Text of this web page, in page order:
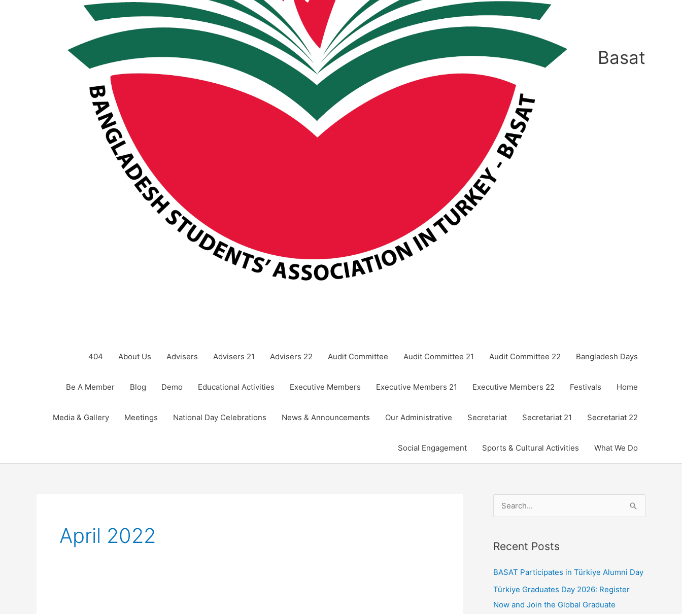
Basat
404 About Us Advisers Advisers 21 Advisers 22 Audit Committee Audit Committee 21 Audit Committee 22 Bangladesh Days
Be A Member Blog Demo Educational Activities Executive Members Executive Members 21 Executive Members 22 Festivals Home
Media & Gallery Meetings National Day Celebrations News & Announcements Our Administrative Secretariat Secretariat 21 Secretariat 22
Social Engagement Sports & Cultural Activities What We Do
April 2022
r
c
Recent Posts
BASAT Participates in Türkiye Alumni Day
Türkiye Graduates Day 2026: Register
Now and Join the Global Graduate